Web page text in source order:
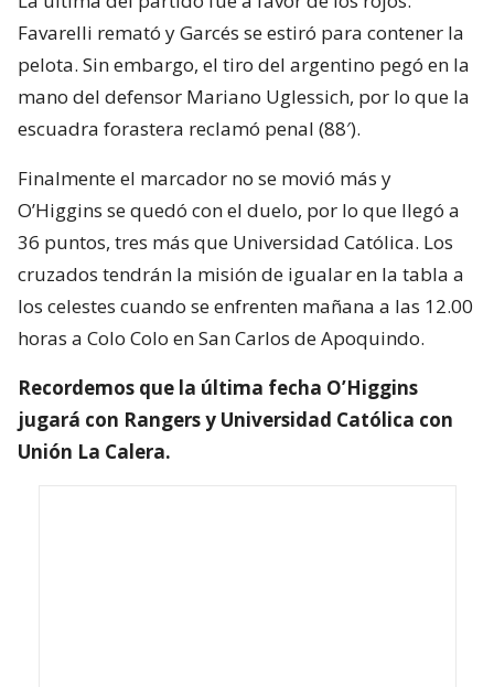
Favarelli remató y Garcés se estiró para contener la
pelota. Sin embargo, el tiro del argentino pegó en la
mano del defensor Mariano Uglessich, por lo que la
escuadra forastera reclamó penal (88′).
Finalmente el marcador no se movió más y
O’Higgins se quedó con el duelo, por lo que llegó a
36 puntos, tres más que Universidad Católica. Los
cruzados tendrán la misión de igualar en la tabla a
los celestes cuando se enfrenten mañana a las 12.00
horas a Colo Colo en San Carlos de Apoquindo.
Recordemos que la última fecha O’Higgins
jugará con Rangers y Universidad Católica con
Unión La Calera.